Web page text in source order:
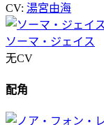
CV: 湯宮由海
ソーマ・ジェイス
无CV
配角